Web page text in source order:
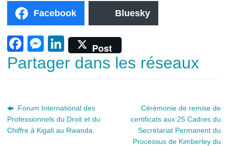
Facebook Bluesky
F
a
b
o
M
e
ss
n
g
Li
n
dI
n
Post
Partager dans les réseaux
Forum International des
Professionnels du Droit et du
Chiffre à Kigali au Rwanda.
Cérémonie de remise de
certificats aux 25 Cadres du
Secrétariat Permanent du
Processus de Kimberley du